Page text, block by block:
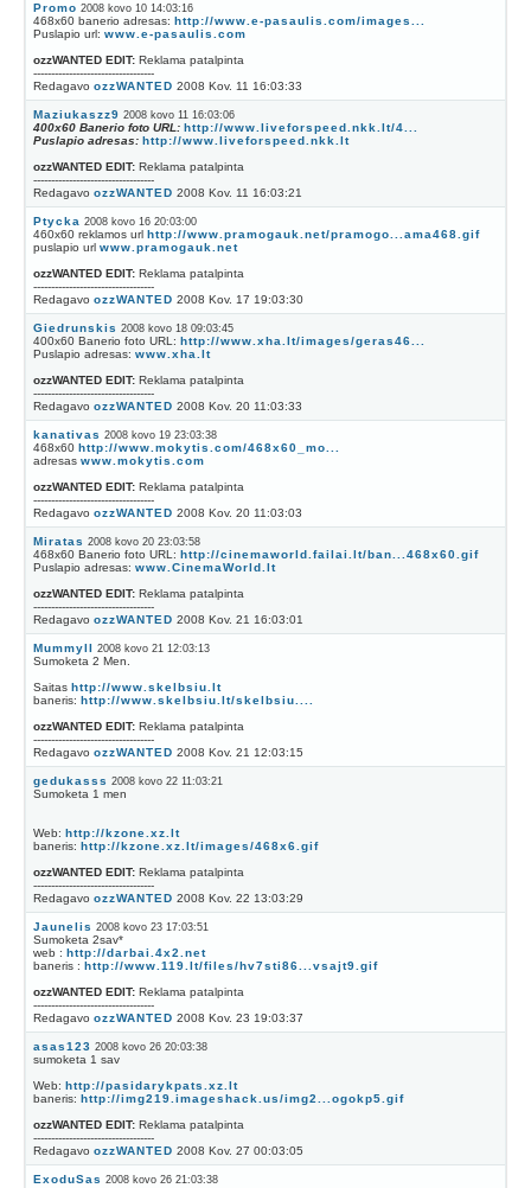
Promo 2008 kovo 10 14:03:16
468x60 banerio adresas: http://www.e-pasaulis.com/images...
Puslapio url: www.e-pasaulis.com
ozzWANTED EDIT: Reklama patalpinta
----------------------------------
Redagavo ozzWANTED 2008 Kov. 11 16:03:33
Maziukaszz9 2008 kovo 11 16:03:06
400x60 Banerio foto URL: http://www.liveforspeed.nkk.lt/4...
Puslapio adresas: http://www.liveforspeed.nkk.lt
ozzWANTED EDIT: Reklama patalpinta
----------------------------------
Redagavo ozzWANTED 2008 Kov. 11 16:03:21
Ptycka 2008 kovo 16 20:03:00
460x60 reklamos url
http://www.pramogauk.net/pramogo...ama468.gif
puslapio url www.pramogauk.net
ozzWANTED EDIT: Reklama patalpinta
----------------------------------
Redagavo ozzWANTED 2008 Kov. 17 19:03:30
Giedrunskis 2008 kovo 18 09:03:45
400x60 Banerio foto URL: http://www.xha.lt/images/geras46...
Puslapio adresas: www.xha.lt
ozzWANTED EDIT: Reklama patalpinta
----------------------------------
Redagavo ozzWANTED 2008 Kov. 20 11:03:33
kanativas 2008 kovo 19 23:03:38
468x60 http://www.mokytis.com/468x60_mo...
adresas www.mokytis.com
ozzWANTED EDIT: Reklama patalpinta
----------------------------------
Redagavo ozzWANTED 2008 Kov. 20 11:03:03
Miratas 2008 kovo 20 23:03:58
468x60 Banerio foto URL: http://cinemaworld.failai.lt/ban...468x60.gif
Puslapio adresas: www.CinemaWorld.lt
ozzWANTED EDIT: Reklama patalpinta
----------------------------------
Redagavo ozzWANTED 2008 Kov. 21 16:03:01
MummyII 2008 kovo 21 12:03:13
Sumoketa 2 Men.
Saitas http://www.skelbsiu.lt
baneris: http://www.skelbsiu.lt/skelbsiu....
ozzWANTED EDIT: Reklama patalpinta
----------------------------------
Redagavo ozzWANTED 2008 Kov. 21 12:03:15
gedukasss 2008 kovo 22 11:03:21
Sumoketa 1 men
Web: http://kzone.xz.lt
baneris: http://kzone.xz.lt/images/468x6.gif
ozzWANTED EDIT: Reklama patalpinta
----------------------------------
Redagavo ozzWANTED 2008 Kov. 22 13:03:29
Jaunelis 2008 kovo 23 17:03:51
Sumoketa 2sav*
web : http://darbai.4x2.net
baneris : http://www.119.lt/files/hv7sti86...vsajt9.gif
ozzWANTED EDIT: Reklama patalpinta
----------------------------------
Redagavo ozzWANTED 2008 Kov. 23 19:03:37
asas123 2008 kovo 26 20:03:38
sumoketa 1 sav
Web: http://pasidarykpats.xz.lt
baneris: http://img219.imageshack.us/img2...ogokp5.gif
ozzWANTED EDIT: Reklama patalpinta
----------------------------------
Redagavo ozzWANTED 2008 Kov. 27 00:03:05
ExoduSas 2008 kovo 26 21:03:38